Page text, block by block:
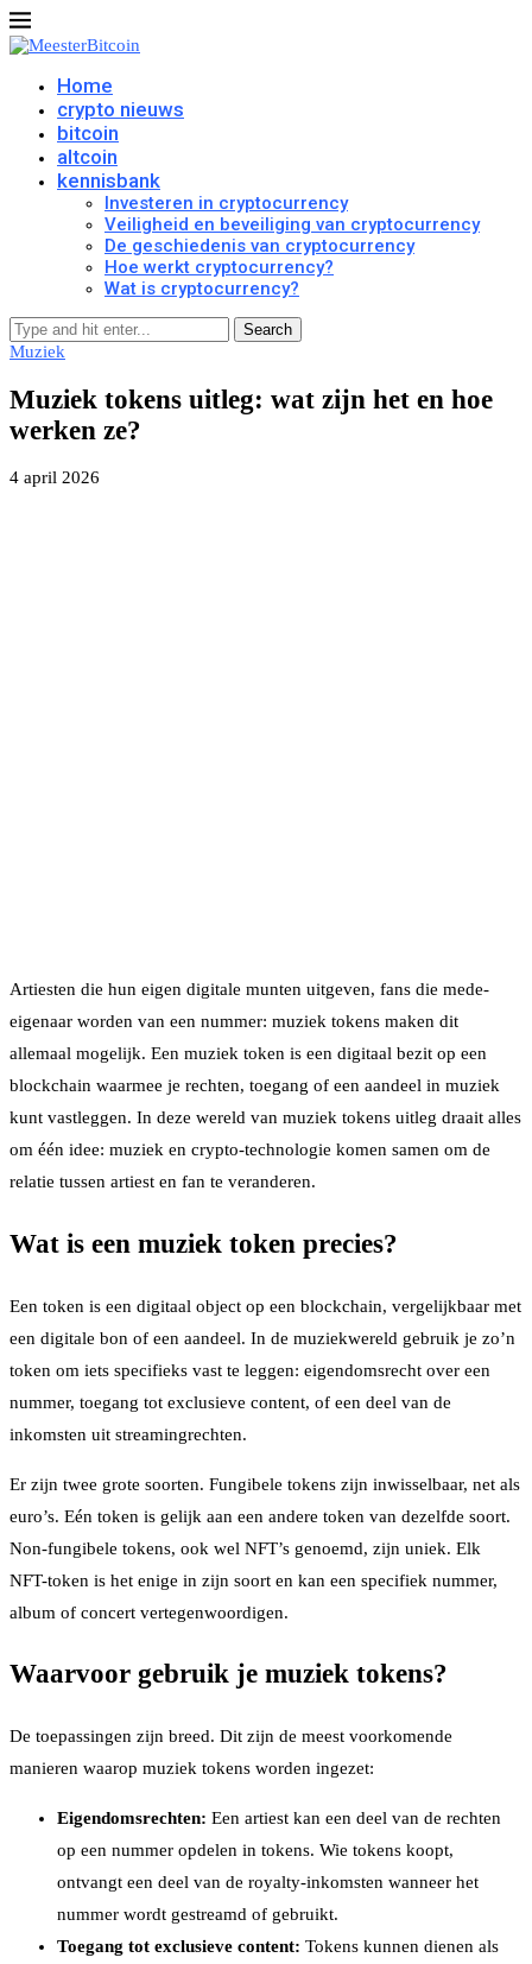
Home
crypto nieuws
bitcoin
altcoin
kennisbank
Investeren in cryptocurrency
Veiligheid en beveiliging van cryptocurrency
De geschiedenis van cryptocurrency
Hoe werkt cryptocurrency?
Wat is cryptocurrency?
Search
Muziek
Muziek tokens uitleg: wat zijn het en hoe
werken ze?
4 april 2026
Artiesten die hun eigen digitale munten uitgeven, fans die mede-
eigenaar worden van een nummer: muziek tokens maken dit
allemaal mogelijk. Een muziek token is een digitaal bezit op een
blockchain waarmee je rechten, toegang of een aandeel in muziek
kunt vastleggen. In deze wereld van muziek tokens uitleg draait alles
om één idee: muziek en crypto-technologie komen samen om de
relatie tussen artiest en fan te veranderen.
Wat is een muziek token precies?
Een token is een digitaal object op een blockchain, vergelijkbaar met
een digitale bon of een aandeel. In de muziekwereld gebruik je zo’n
token om iets specifieks vast te leggen: eigendomsrecht over een
nummer, toegang tot exclusieve content, of een deel van de
inkomsten uit streamingrechten.
Er zijn twee grote soorten. Fungibele tokens zijn inwisselbaar, net als
euro’s. Eén token is gelijk aan een andere token van dezelfde soort.
Non-fungibele tokens, ook wel NFT’s genoemd, zijn uniek. Elk
NFT-token is het enige in zijn soort en kan een specifiek nummer,
album of concert vertegenwoordigen.
Waarvoor gebruik je muziek tokens?
De toepassingen zijn breed. Dit zijn de meest voorkomende
manieren waarop muziek tokens worden ingezet:
Eigendomsrechten: Een artiest kan een deel van de rechten
op een nummer opdelen in tokens. Wie tokens koopt,
ontvangt een deel van de royalty-inkomsten wanneer het
nummer wordt gestreamd of gebruikt.
Toegang tot exclusieve content: Tokens kunnen dienen als